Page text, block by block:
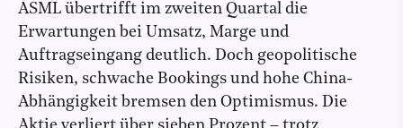
ASML übertrifft im zweiten Quartal die
Erwartungen bei Umsatz, Marge und
Auftragseingang deutlich. Doch geopolitische
Risiken, schwache Bookings und hohe China-
Abhängigkeit bremsen den Optimismus. Die